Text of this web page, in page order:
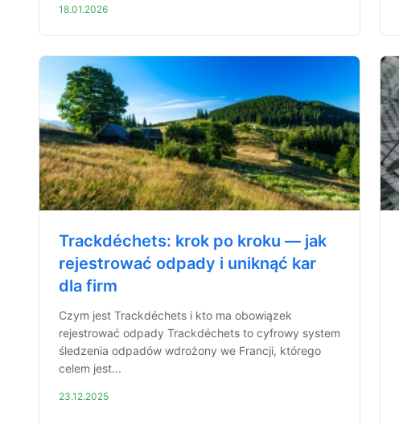
18.01.2026
Trackdéchets: krok po kroku — jak
rejestrować odpady i uniknąć kar
dla firm
Czym jest Trackdéchets i kto ma obowiązek
rejestrować odpady Trackdéchets to cyfrowy system
śledzenia odpadów wdrożony we Francji, którego
celem jest...
23.12.2025